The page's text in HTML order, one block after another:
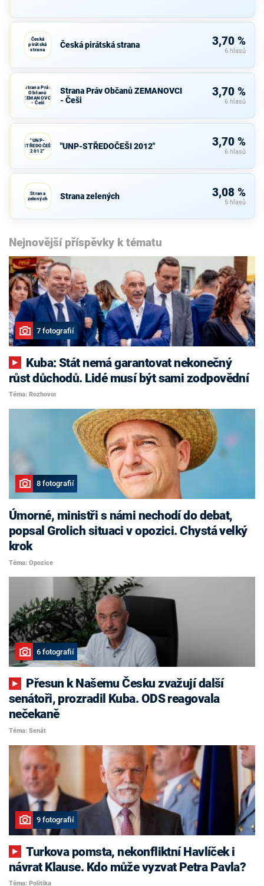
Česká
pirátská
strana
Česká pirátská strana 3,70 %
6 hlasů
Strana Práv
Občanů
ZEMANOVCI
- Češi
Strana Práv Občanů ZEMANOVCI
- Češi
3,70 %
6 hlasů
"UNP-
STŘEDOČEŠI
2012"
"UNP-STŘEDOČEŠI 2012" 3,70 %
6 hlasů
Strana
zelených
Strana zelených 3,08 %
5 hlasů
Nejnovější příspěvky k tématu
7 fotografií
růst důchodů. Lidé musí být sami zodpovědní
Téma: Rozhovor
8 fotografií
Úmorné, ministři s námi nechodí do debat,
popsal Grolich situaci v opozici. Chystá velký
krok
Téma: Opozice
6 fotografií
senátoři, prozradil Kuba. ODS reagovala
nečekaně
Téma: Senát
9 fotografií
Turkova pomsta, nekonfliktní Havlíček i
návrat Klause. Kdo může vyzvat Petra Pavla?
Téma: Politika